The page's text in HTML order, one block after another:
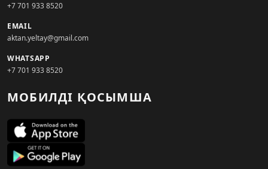
+7 701 933 8520
EMAIL
aktan.yeltay@gmail.com
WHATSAPP
+7 701 933 8520
МОБИЛДІ ҚОСЫМША